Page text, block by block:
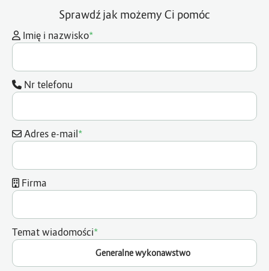
Sprawdź jak możemy Ci pomóc
Imię i nazwisko*
Nr telefonu
Adres e-mail*
Firma
Temat wiadomości*
Generalne wykonawstwo